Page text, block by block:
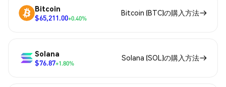
Bitcoin
$65,211.00+0.40%
Bitcoin (BTC)の購入方法
Solana
$76.87+1.80%
Solana (SOL)の購入方法